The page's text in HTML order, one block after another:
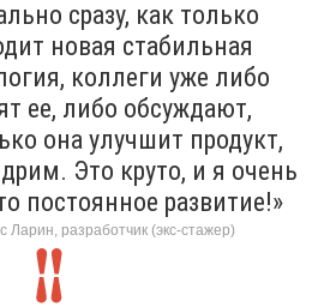
сразу, как только
новая стабильная
коллеги уже либо
ее, либо обсуждают,
она улучшит продукт,
Это круто, и я очень
постоянное развитие!»
Ларин, разработчик (экс-стажер)